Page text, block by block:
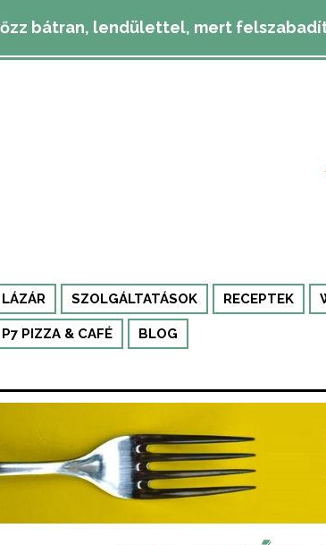
bátran, lendülettel, mert
LÁZÁR SZOLGÁLTATÁSOK RECEPTEK
P7 PIZZA & CAFÉ BLOG